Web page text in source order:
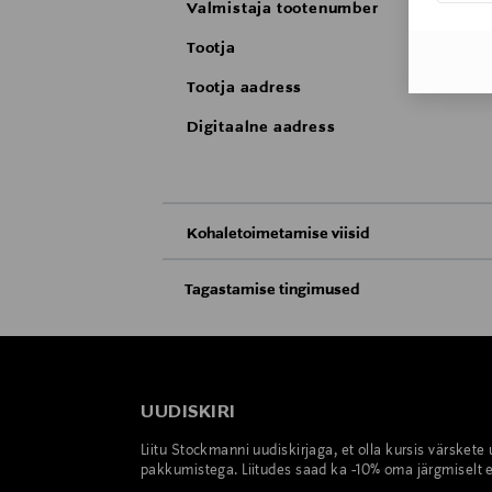
Valmistaja tootenumber
Tootja
Tootja aadress
Digitaalne aadress
Kohaletoimetamise viisid
Tarnimine pakiautomaati või
Tagastamise tingimused
UUDISKIRI
Liitu Stockmanni uudiskirjaga, et olla kursis värskete
pakkumistega. Liitudes saad ka -10% oma järgmiselt